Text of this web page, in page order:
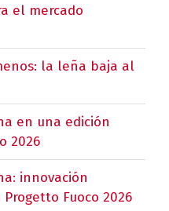
el mercado
la leña baja al
en una edición
2026
innovación
Fuoco 2026